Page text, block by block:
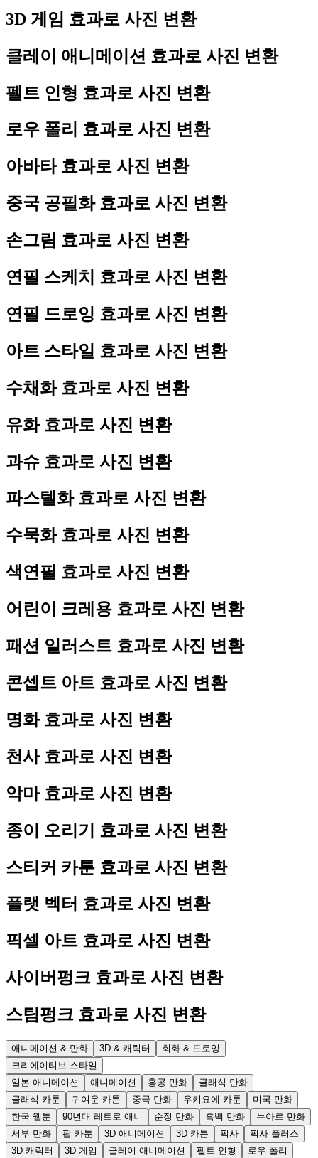
3D 게임 효과로 사진 변환
클레이 애니메이션 효과로 사진 변환
펠트 인형 효과로 사진 변환
로우 폴리 효과로 사진 변환
아바타 효과로 사진 변환
중국 공필화 효과로 사진 변환
손그림 효과로 사진 변환
연필 스케치 효과로 사진 변환
연필 드로잉 효과로 사진 변환
아트 스타일 효과로 사진 변환
수채화 효과로 사진 변환
유화 효과로 사진 변환
과슈 효과로 사진 변환
파스텔화 효과로 사진 변환
수묵화 효과로 사진 변환
색연필 효과로 사진 변환
어린이 크레용 효과로 사진 변환
패션 일러스트 효과로 사진 변환
콘셉트 아트 효과로 사진 변환
명화 효과로 사진 변환
천사 효과로 사진 변환
악마 효과로 사진 변환
종이 오리기 효과로 사진 변환
스티커 카툰 효과로 사진 변환
플랫 벡터 효과로 사진 변환
픽셀 아트 효과로 사진 변환
사이버펑크 효과로 사진 변환
스팀펑크 효과로 사진 변환
애니메이션 & 만화 3D & 캐릭터
회화 & 드로잉
크리에이티브 스타일
일본 애니메이션
애니메이션 홍콩 만화
클래식 만화
클래식 카툰
귀여운 카툰 중국 만화 우키요에 카툰
미국 만화
한국 웹툰
90년대 레트로 애니 순정 만화 흑백 만화
누아르 만화
서부 만화
팝 카툰 3D 애니메이션 3D 카툰 픽사
픽사 플러스
3D 캐릭터
3D 게임 클레이 애니메이션 펠트 인형 로우 폴리